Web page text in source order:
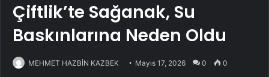
Çiftlik’te Sağanak, Su
Baskınlarına Neden Oldu
MEHMET HAZBİN KAZBEK Mayıs 17, 2026 0 0